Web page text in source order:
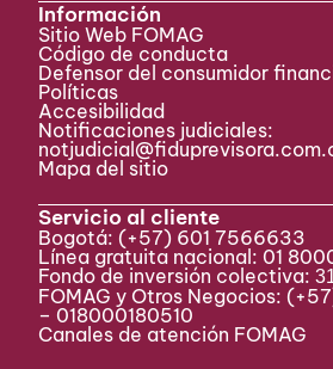
Información
Sitio Web FOMAG
Código de conducta
Defensor del consumidor
Políticas
Accesibilidad
Notificaciones judiciales:
Mapa del sitio
Servicio al cliente
Bogotá: (+57) 601 7566633
Línea gratuita nacional: 01
Fondo de inversión colectiva:
FOMAG y Otros Negocios:
– 018000180510
Canales de atención FOMAG